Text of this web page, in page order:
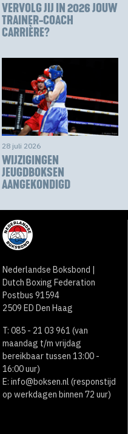
VERVOLG JIJ IN 2026 JOUW
TRAINER-COACH
CARRIÈRE?
28 juli 2026
WIJZIGINGEN
JEUGDBOKSEN
AANGEKONDIGD
Nederlandse Boksbond |
Dutch Boxing Federation
Postbus 91594
2509 ED Den Haag
T: 085 - 21 03 961 (van
maandag t/m vrijdag
bereikbaar tussen 13:00 -
16:00 uur)
E: info@boksen.nl (responstijd
op werkdagen binnen 72 uur)